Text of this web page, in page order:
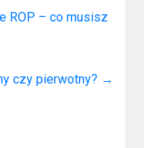
ROP – co musisz
czy pierwotny? →